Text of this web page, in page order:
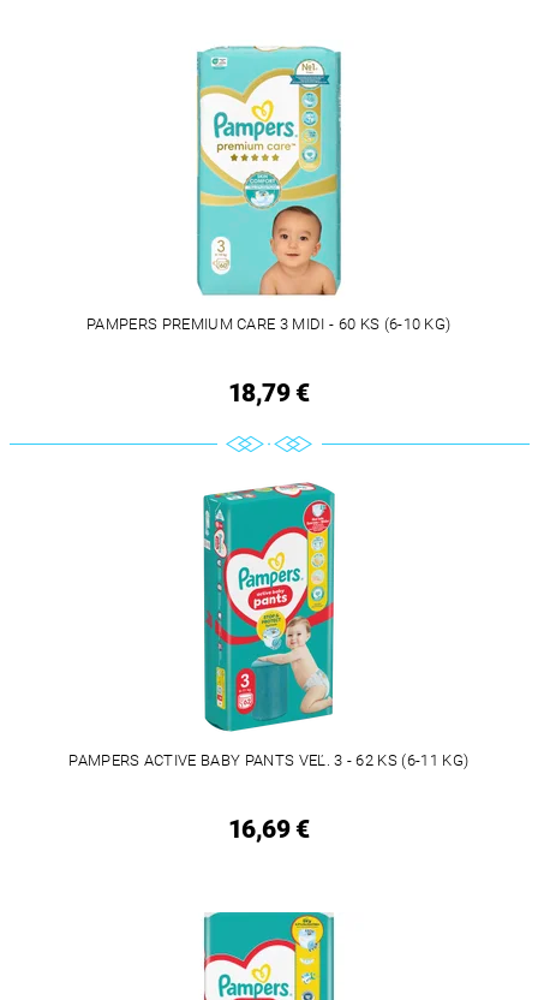
PAMPERS PREMIUM CARE 3 MIDI - 60 KS (6-10 KG)
18,79 €
PAMPERS ACTIVE BABY PANTS VEĽ. 3 - 62 KS (6-11 KG)
16,69 €